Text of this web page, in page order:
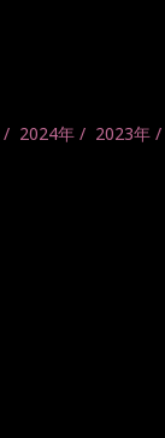
2024年 2023年